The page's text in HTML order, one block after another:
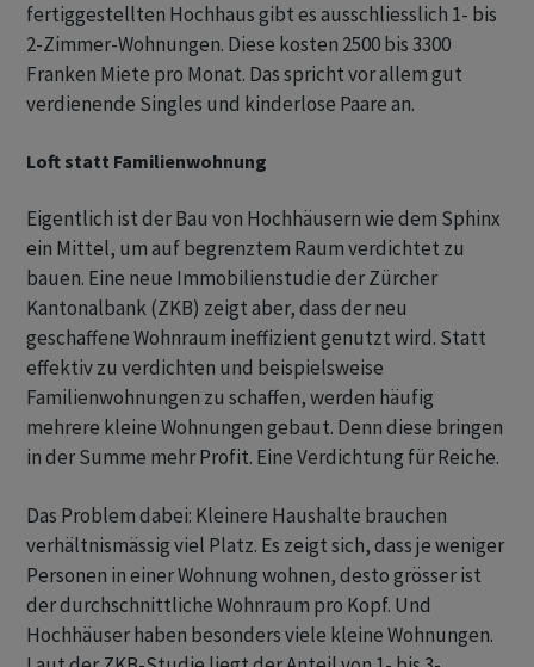
fertiggestellten Hochhaus gibt es ausschliesslich 1- bis
2-Zimmer-Wohnungen. Diese kosten 2500 bis 3300
Franken Miete pro Monat. Das spricht vor allem gut
verdienende Singles und kinderlose Paare an.
Loft statt Familienwohnung
Eigentlich ist der Bau von Hochhäusern wie dem Sphinx
ein Mittel, um auf begrenztem Raum verdichtet zu
bauen. Eine neue Immobilienstudie der Zürcher
Kantonalbank (ZKB) zeigt aber, dass der neu
geschaffene Wohnraum ineffizient genutzt wird. Statt
effektiv zu verdichten und beispielsweise
Familienwohnungen zu schaffen, werden häufig
mehrere kleine Wohnungen gebaut. Denn diese bringen
in der Summe mehr Profit. Eine Verdichtung für Reiche.
Das Problem dabei: Kleinere Haushalte brauchen
verhältnismässig viel Platz. Es zeigt sich, dass je weniger
Personen in einer Wohnung wohnen, desto grösser ist
der durchschnittliche Wohnraum pro Kopf. Und
Hochhäuser haben besonders viele kleine Wohnungen.